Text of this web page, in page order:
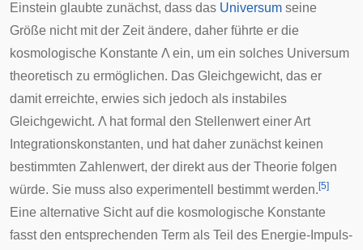
Einstein glaubte zunächst, dass das Universum seine
Größe nicht mit der Zeit ändere, daher führte er die
kosmologische Konstante Λ ein, um ein solches Universum
theoretisch zu ermöglichen. Das Gleichgewicht, das er
damit erreichte, erwies sich jedoch als instabiles
Gleichgewicht. Λ hat formal den Stellenwert einer Art
Integrationskonstanten, und hat daher zunächst keinen
bestimmten Zahlenwert, der direkt aus der Theorie folgen
würde. Sie muss also experimentell bestimmt werden. [5]
Eine alternative Sicht auf die kosmologische Konstante
fasst den entsprechenden Term als Teil des Energie-Impuls-